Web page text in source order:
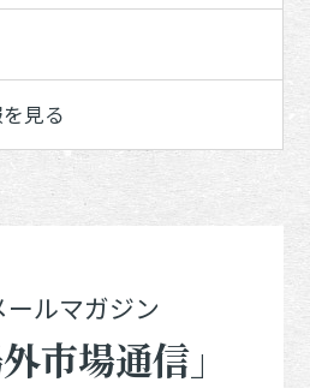
見る
ールマガジン
市場通信」